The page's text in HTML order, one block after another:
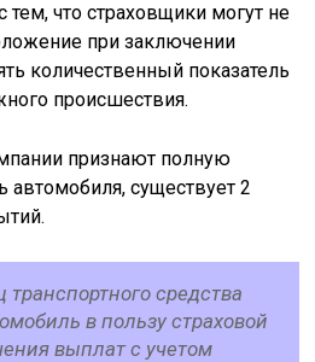
что страховщики могут не
при заключении
количественный показатель
происшествия.
признают полную
автомобиля, существует 2
средства
в пользу страховой
выплат с учетом